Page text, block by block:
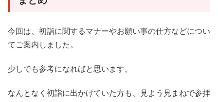
今回は、初詣に関するマナーやお願い事の仕方などについ
てご案内しました。
少しでも参考になればと思います。
なんとなく初詣に出かけていた方も、見よう見まねで参拝